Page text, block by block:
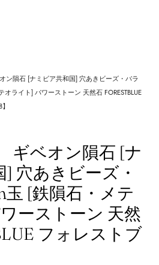
ン隕石 [ナミビア共和国] 穴あきビーズ・バラ
ライト] パワーストーン 天然石 FORESTBLUE
ギベオン隕石 [ナ
] 穴あきビーズ・
玉 [鉄隕石・メテ
ーストーン 天然
フォレストブ